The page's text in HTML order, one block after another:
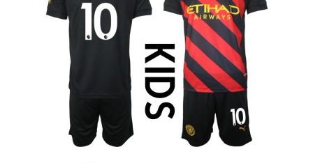
izberete
na
strani
izdelka